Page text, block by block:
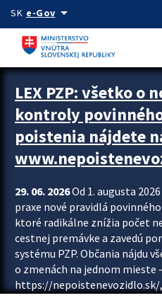
Preskocit na hlavný obsah
SK e-Govarrow_drop_down
Zastavit automatický posun upútavok
LEX PZP: všetko o
kontroly
poistenia nájdete
29. 06. 2026Od 1. augusta
praxe nové pravidlá
ktoré radikálne znížia počet
cestnej premávke a zavedú
systému PZP. Občania nájdu
o zmenách na jednom
https://nepoistenevozidlo.sk/